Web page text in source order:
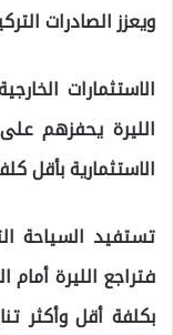
ويعزز الصادرات
الاستثمارات
الليرة يحفزهم
الاستثمارية بأقل
تستفيد السياحة
فتراجع الليرة
بكلفة أقل وأكثر